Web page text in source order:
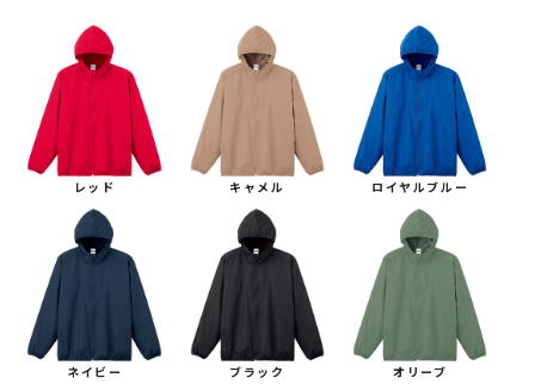
レッド キャメル ロイヤルブルー
ネイビー ブラック オリーブ